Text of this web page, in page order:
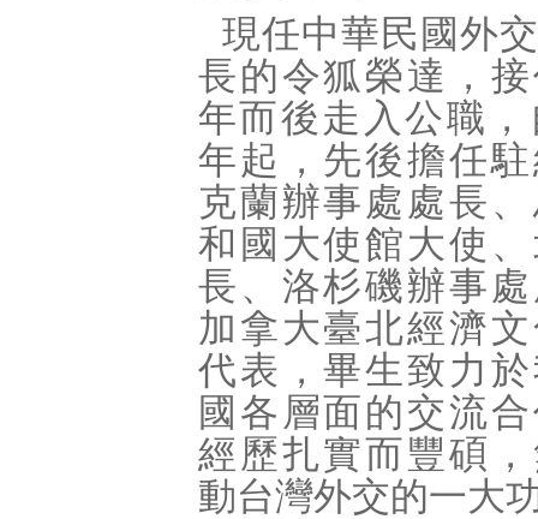
現任中華民國外
長的令狐榮達，
年而後走入公職
年起，先後擔任
克蘭辦事處處長
和國大使館大使
長、洛杉磯辦事
加拿大臺北經濟
代表，畢生致力
國各層面的交流
經歷扎實而豐碩
動台灣外交的一大